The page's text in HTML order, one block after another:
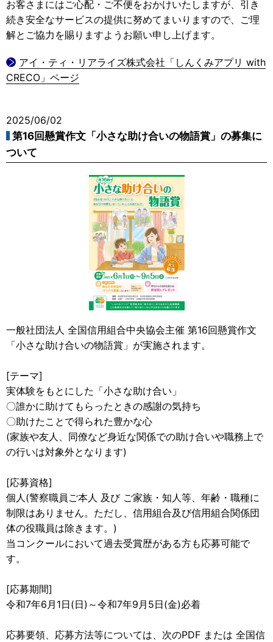
お客さまにはご心配・ご不便をおかけいたしますが、引き
続き安全なサービスの提供に努めてまいりますので、ご理
解とご協力を賜りますようお願い申し上げます。
アイ・ティ・リアライズ株式会社「しんくみアプリ with
CRECO」ページ
2025/06/02
第16回懸賞作文「小さな助け合いの物語賞」の募集に
ついて
一般社団法人 全国信用組合中央協会主催 第16回懸賞作文
「小さな助け合いの物語賞」が実施されます。
[テーマ]
実体験をもとにした「小さな助け合い」
〇誰かに助けてもらったときの感謝の気持ち
〇助けたことで得られた豊かな心
(家族や友人、同僚など身近な関係での助け合いや職務上で
の行いは対象外となります)
[応募資格]
個人(警察職員ご本人 及び ご家族・知人等、年齢・職種に
制限はありません。ただし、信用組合及び信用組合関係団
体の役職員は除きます。)
当コンクールにおいて過去受賞歴がある方も応募可能で
す。
[応募期間]
令和7年6月1日(日)～令和7年9月5日(金)必着
応募要領、応募方法等については、次のPDF または 全国信